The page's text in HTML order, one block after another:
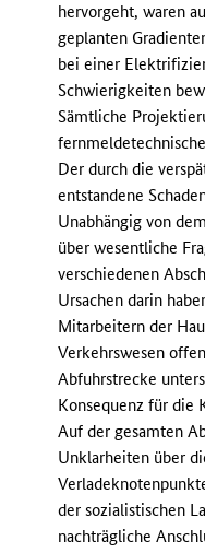
hervorgeht, waren
geplanten
bei einer
Schwierigkeiten
Sämtliche
Der durch die
entstandene
Unabhängig von
über wesentliche
verschiedenen
Ursachen darin
Mitarbeitern der
Verkehrswesen
Abfuhrstrecke
Konsequenz für die
Auf der gesamten
Unklarheiten über
der sozialistischen
nachträgliche